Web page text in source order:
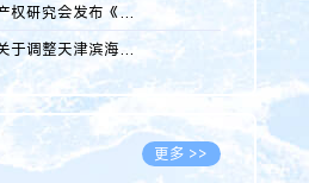
中国知识产权研究会发布《2025年度中国企业海外知识产权纠纷调查...
2026.08.07
天津高院关于调整天津滨海高新技术产业开发区华苑科技园一审普通...
2026.08.07
更多 >>